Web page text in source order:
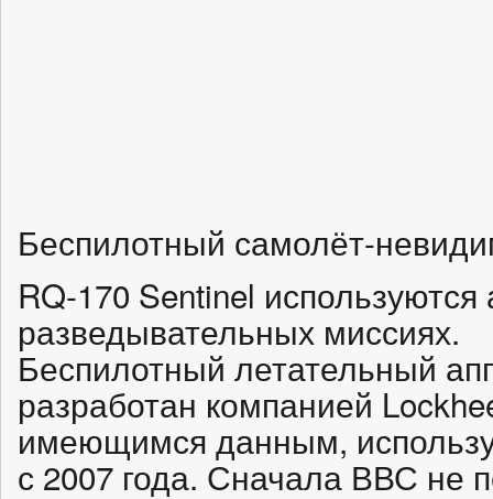
Беспилотный самолёт-
RQ-170 Sentinel
разведывательных миссиях.
Беспилотный летательный
разработан компанией
имеющимся данным,
с 2007 года. Сначала ВВС не